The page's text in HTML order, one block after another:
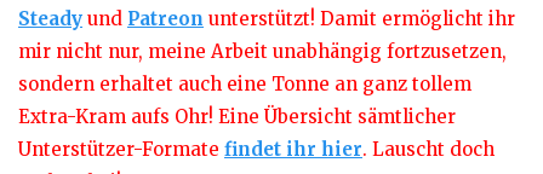
Steady und Patreon unterstützt! Damit ermöglicht ihr
mir nicht nur, meine Arbeit unabhängig fortzusetzen,
sondern erhaltet auch eine Tonne an ganz tollem
Extra-Kram aufs Ohr! Eine Übersicht sämtlicher
Unterstützer-Formate findet ihr hier. Lauscht doch